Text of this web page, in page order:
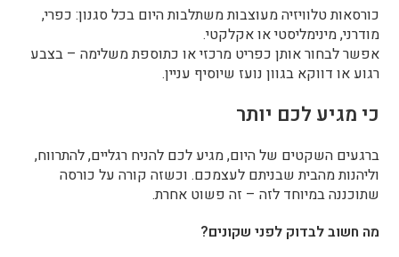
כורסאות טלוויזיה מעוצבות משתלבות היום בכל סגנון: כפרי,
מודרני, מינימליסטי או אקלקטי.
אפשר לבחור אותן כפריט מרכזי או כתוספת משלימה – בצבע
רגוע או דווקא בגוון נועז שיוסיף עניין.
כי מגיע לכם יותר
ברגעים השקטים של היום, מגיע לכם להניח רגליים, להתרווח,
וליהנות מהבית שבניתם לעצמכם. וכשזה קורה על כורסה
שתוכננה במיוחד לזה – זה פשוט אחרת.
מה חשוב לבדוק לפני שקונים?